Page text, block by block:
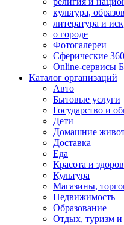
культура,
литература и
о городе
Фотогалереи
Сферические
Online-сервисы
Каталог организаций
Авто
Бытовые услуги
Государство и
Дети
Домашние
Доставка
Еда
Красота и
Культура
Магазины,
Недвижимость
Образование
Отдых, туризм и